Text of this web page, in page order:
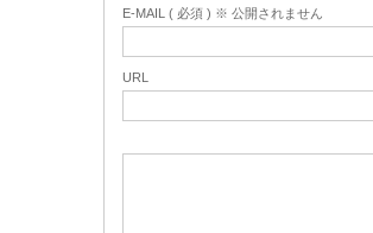
E-MAIL ( 必須 ) ※ 公開されません
URL